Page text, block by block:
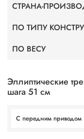
Эллиптические
шага 51 см
С передним приводом
Премиум
С передним
СТРАНА-
Германия
ПО ТИПУ
С передним
ПО ВЕСУ
Для веса 130 кг
Для веса 140 кг